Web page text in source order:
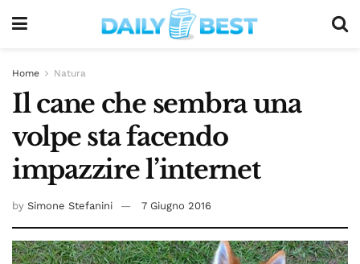
Home Natura
Il cane che sembra una
volpe sta facendo
impazzire l’internet
by Simone Stefanini 7 Giugno 2016